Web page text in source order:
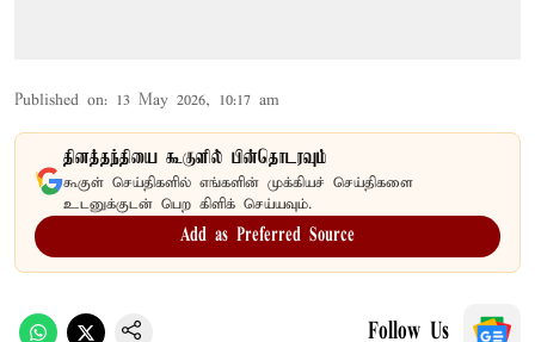
Published on: 13 May 2026, 10:17 am
தினத்தந்தியை கூகுளில் பின்தொடரவும்
கூகுள் செய்திகளில் எங்களின் முக்கியச் செய்திகளை
உடனுக்குடன் பெற கிளிக் செய்யவும்.
Add as Preferred Source
Follow Us